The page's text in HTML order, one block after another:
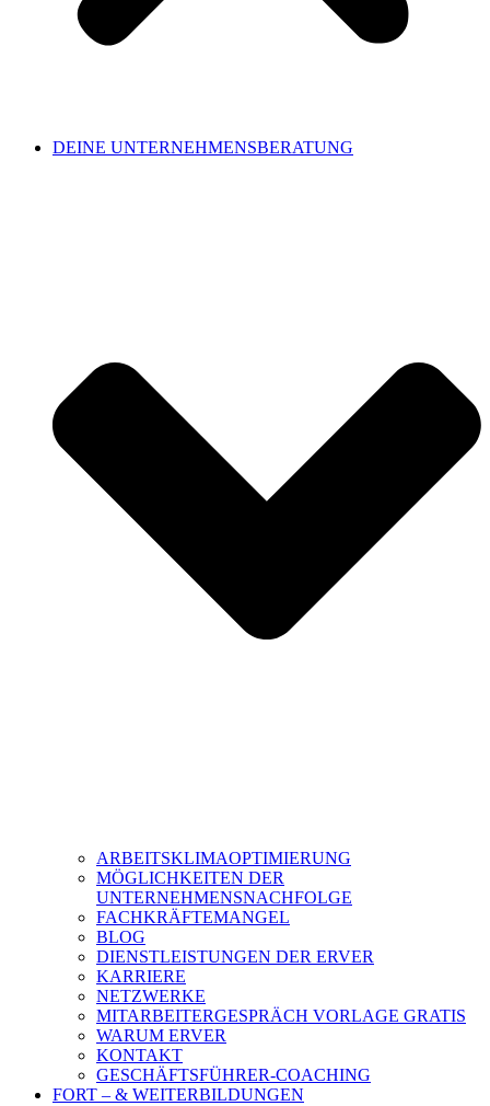
DEINE UNTERNEHMENSBERATUNG
ARBEITSKLIMAOPTIMIERUNG
MÖGLICHKEITEN DER
UNTERNEHMENSNACHFOLGE
FACHKRÄFTEMANGEL
BLOG
DIENSTLEISTUNGEN DER ERVER
KARRIERE
NETZWERKE
MITARBEITERGESPRÄCH VORLAGE GRATIS
WARUM ERVER
KONTAKT
GESCHÄFTSFÜHRER-COACHING
FORT – & WEITERBILDUNGEN